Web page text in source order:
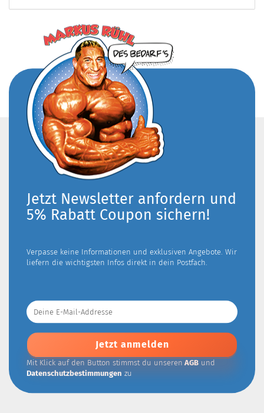
Jetzt Newsletter anfordern und
5% Rabatt Coupon sichern!
Verpasse keine Informationen und exklusiven Angebote. Wir
liefern die wichtigsten Infos direkt in dein Postfach.
Deine
E-
Mail-
Addresse
Mit Klick auf den Button stimmst du unseren AGB und
Datenschutzbestimmungen zu